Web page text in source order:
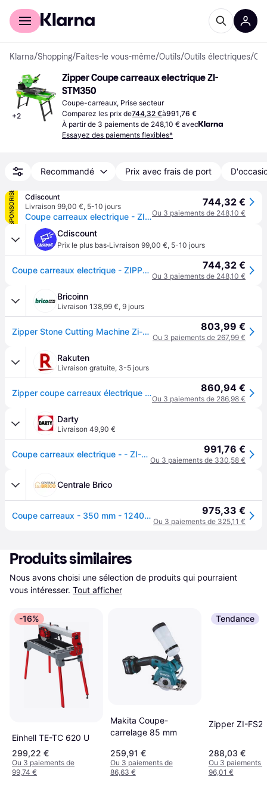
Acheter avec Klarna
Klarna/Shopping/Faites-le vous-même/Outils/Outils électriques/
+2
Zipper Coupe carreaux electrique ZI-
STM350
Coupe-carreaux, Prise secteur
Comparez les prix de744,32 €à991,76 €
À partir de 3 paiements de 248,10 € avec
Essayez des paiements flexibles*
Recommandé Prix avec frais de port
SPONSORISÉ
Cdiscount
Livraison 99,00 €, 5-10 jours
Coupe carreaux electrique - ZIPPER - ZI-STM350 - Gris
744,32 €
Ou 3 paiements de 248,10 €
Cdiscount
Prix le plus bas·Livraison 99,00 €, 5-10 jours
Coupe carreaux electrique - ZIPPER - ZI-STM350 - Gris 744,32 €
Ou 3 paiements de 248,10 €
Bricoinn
Livraison 138,99 €, 9 jours
Zipper Stone Cutting Machine Zi-stm350 Multicolore One Size / EU Plug 220V 803,99 €
Ou 3 paiements de 267,99 €
Rakuten
Livraison gratuite, 3-5 jours
Zipper coupe carreaux électrique ZI-STM350 860,94 €
Ou 3 paiements de 286,98 €
Darty
Livraison 49,90 €
Coupe carreaux electrique - - ZI-STM350 991,76 €
Ou 3 paiements de 330,58 €
Centrale Brico
Coupe carreaux - 350 mm - 1240x630x1190 - 2000W - 230V 975,33 €
Ou 3 paiements de 325,11 €
Produits similaires
Nous avons choisi une sélection de produits qui pourraient
vous intéresser. Tout afficher
-16%
Einhell TE-TC 620 U
299,22 €
Ou 3 paiements de
99,74 €
Makita Coupe-
carrelage 85 mm
259,91 €
Ou 3 paiements de
86,63 €
Tendance
Zipper ZI-
288,03 €
Ou 3 paiements
96,01 €